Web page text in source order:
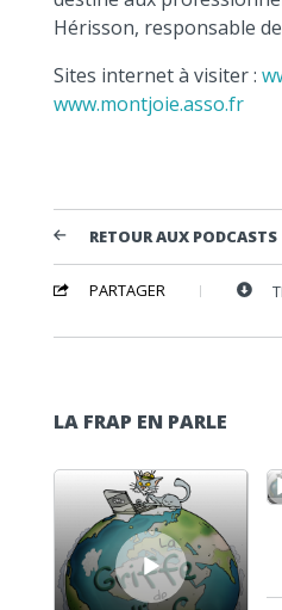
Hérisson, responsable
Sites internet à visiter :
www.montjoie.asso.fr
RETOUR AUX PODCASTS
PARTAGER
LA FRAP EN PARLE
Lecteur audio